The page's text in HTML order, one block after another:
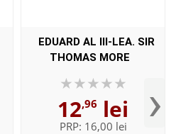
EDUARD AL III-LEA. SIR
THOMAS MORE
12,96 lei
PRP: 16,00 lei ›